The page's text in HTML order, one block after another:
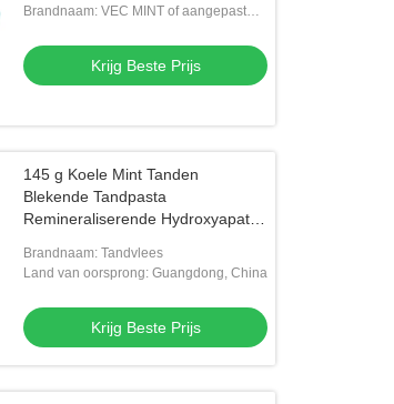
Brandnaam: VEC MINT of aangepast
Krijg Beste Prijs
145 g Koele Mint Tanden
Blekende Tandpasta
Remineraliserende Hydroxyapatit
Brandnaam: Tandvlees
Land van oorsprong: Guangdong, China
Krijg Beste Prijs